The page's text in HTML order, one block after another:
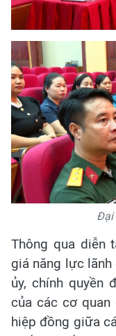
Đại
Thông qua diễn
giá năng lực lãnh
ủy, chính quyền
của các cơ quan
hiệp đồng giữa